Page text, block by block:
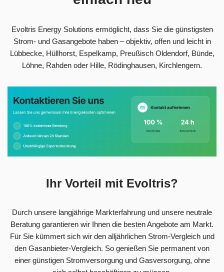
Evoltris Energy Solutions ermöglicht, dass Sie die günstigsten
Strom- und Gasangebote haben – objektiv, offen und leicht in
Lübbecke, Hüllhorst, Espelkamp, Preußisch Oldendorf, Bünde,
Löhne, Rahden oder Hille, Rödinghausen, Kirchlengern.
Ihr Vorteil mit Evoltris?
Durch unsere langjährige Markterfahrung und unsere neutrale
Beratung garantieren wir Ihnen die besten Angebote am Markt.
Für Sie kümmert sich wir den alljährlichen Strom-Vergleich und
den Gasanbieter-Vergleich. So genießen Sie permanent von
einer günstigen Stromversorgung und Gasversorgung, ohne